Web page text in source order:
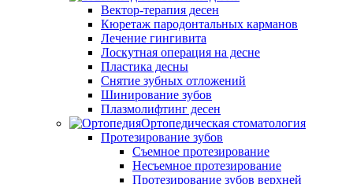
Вектор-терапия десен
Кюретаж пародонтальных карманов
Лечение гингивита
Лоскутная операция на десне
Пластика десны
Снятие зубных отложений
Шинирование зубов
Плазмолифтинг десен
Ортопедическая стоматология
Протезирование зубов
Съемное протезирование
Несъемное протезирование
Протезирование зубов верхней